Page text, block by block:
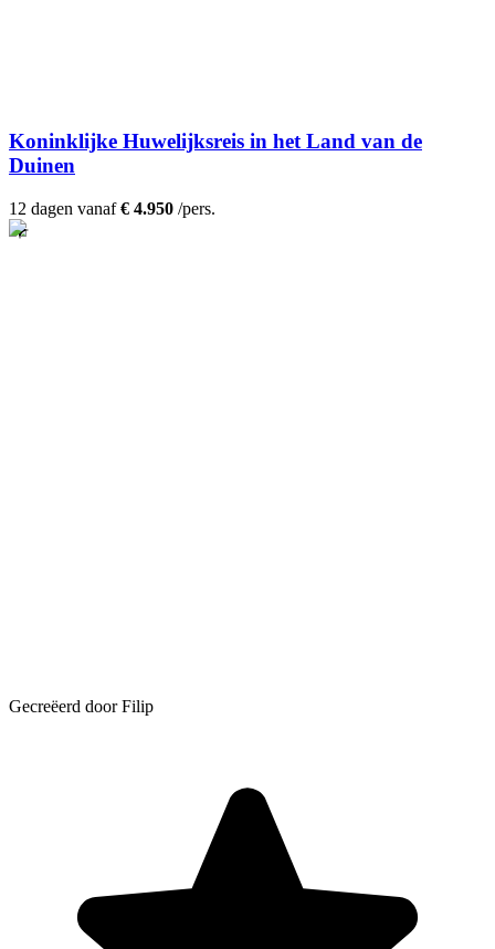
Koninklijke Huwelijksreis in het Land van de
Duinen
12 dagen vanaf€ 4.950 /pers.
Gecreëerd door Filip